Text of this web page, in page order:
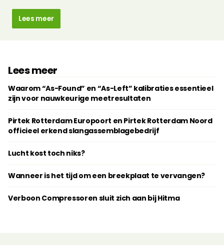
Lees meer
Lees meer
Waarom “As-Found” en “As-Left” kalibraties essentieel
zijn voor nauwkeurige meetresultaten
Pirtek Rotterdam Europoort en Pirtek Rotterdam Noord
officieel erkend slangassemblagebedrijf
Lucht kost toch niks?
Wanneer is het tijd om een breekplaat te vervangen?
Verboon Compressoren sluit zich aan bij Hitma